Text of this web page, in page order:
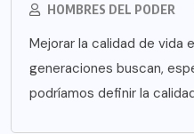
HOMBRES DEL PODER
Mejorar la calidad de vida
generaciones buscan,
podríamos definir la